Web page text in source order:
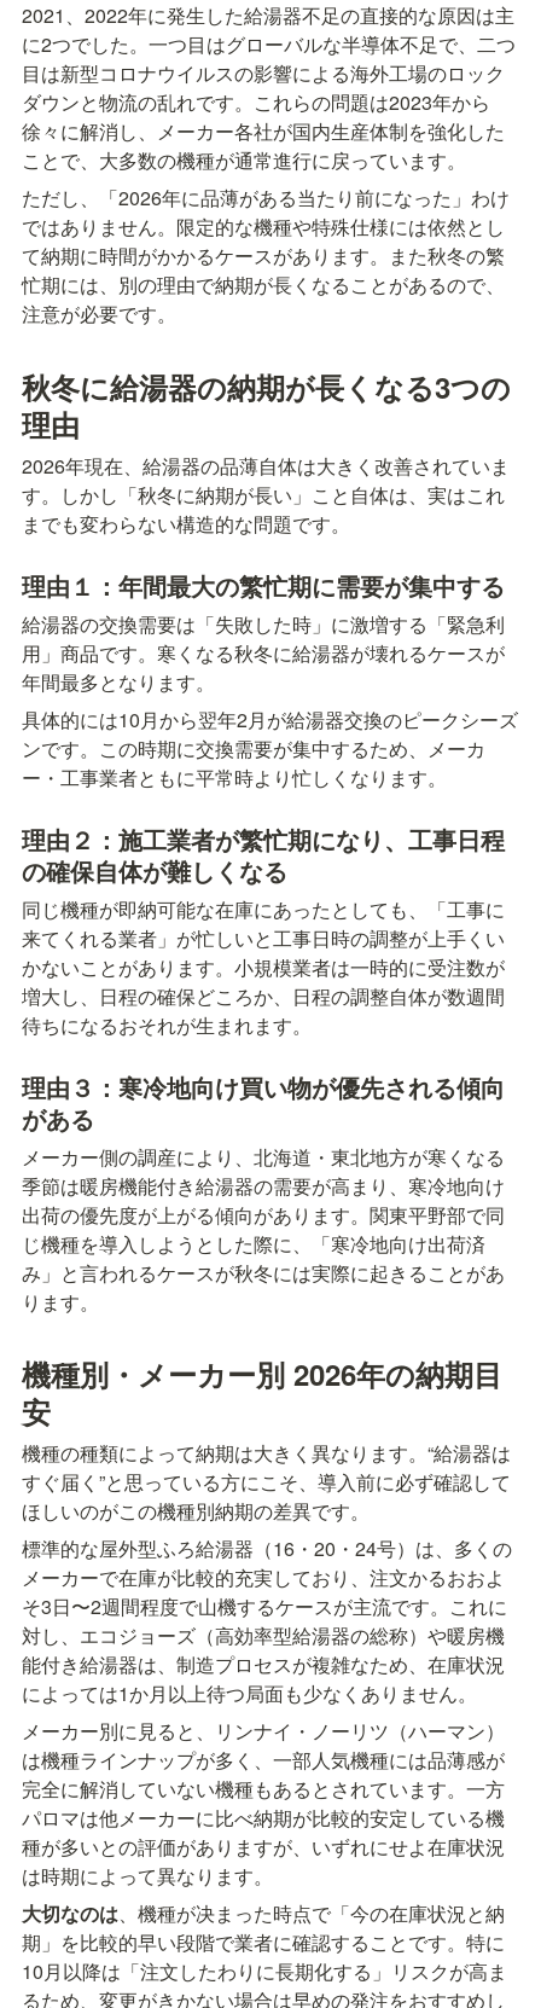
2021、2022年に発生した給湯器不足の直接的な原因は主
に2つでした。一つ目はグローバルな半導体不足で、二つ
目は新型コロナウイルスの影響による海外工場のロック
ダウンと物流の乱れです。これらの問題は2023年から
徐々に解消し、メーカー各社が国内生産体制を強化した
ことで、大多数の機種が通常進行に戻っています。
ただし、「2026年に品薄がある当たり前になった」わけ
ではありません。限定的な機種や特殊仕様には依然とし
て納期に時間がかかるケースがあります。また秋冬の繁
忙期には、別の理由で納期が長くなることがあるので、
注意が必要です。
秋冬に給湯器の納期が長くなる3つの
理由
2026年現在、給湯器の品薄自体は大きく改善されていま
す。しかし「秋冬に納期が長い」こと自体は、実はこれ
までも変わらない構造的な問題です。
理由１：年間最大の繁忙期に需要が集中する
給湯器の交換需要は「失敗した時」に激増する「緊急利
用」商品です。寒くなる秋冬に給湯器が壊れるケースが
年間最多となります。
具体的には10月から翌年2月が給湯器交換のピークシーズ
ンです。この時期に交換需要が集中するため、メーカ
ー・工事業者ともに平常時より忙しくなります。
理由２：施工業者が繁忙期になり、工事日程
の確保自体が難しくなる
同じ機種が即納可能な在庫にあったとしても、「工事に
来てくれる業者」が忙しいと工事日時の調整が上手くい
かないことがあります。小規模業者は一時的に受注数が
増大し、日程の確保どころか、日程の調整自体が数週間
待ちになるおそれが生まれます。
理由３：寒冷地向け買い物が優先される傾向
がある
メーカー側の調産により、北海道・東北地方が寒くなる
季節は暖房機能付き給湯器の需要が高まり、寒冷地向け
出荷の優先度が上がる傾向があります。関東平野部で同
じ機種を導入しようとした際に、「寒冷地向け出荷済
み」と言われるケースが秋冬には実際に起きることがあ
ります。
機種別・メーカー別 2026年の納期目
安
機種の種類によって納期は大きく異なります。“給湯器は
すぐ届く”と思っている方にこそ、導入前に必ず確認して
ほしいのがこの機種別納期の差異です。
標準的な屋外型ふろ給湯器（16・20・24号）は、多くの
メーカーで在庫が比較的充実しており、注文かるおおよ
そ3日〜2週間程度で山機するケースが主流です。これに
対し、エコジョーズ（高効率型給湯器の総称）や暖房機
能付き給湯器は、制造プロセスが複雑なため、在庫状況
によっては1か月以上待つ局面も少なくありません。
メーカー別に見ると、リンナイ・ノーリツ（ハーマン）
は機種ラインナップが多く、一部人気機種には品薄感が
完全に解消していない機種もあるとされています。一方
パロマは他メーカーに比べ納期が比較的安定している機
種が多いとの評価がありますが、いずれにせよ在庫状況
は時期によって異なります。
大切なのは、機種が决まった時点で「今の在庫状況と納
期」を比較的早い段階で業者に確認することです。特に
10月以降は「注文したわりに長期化する」リスクが高ま
るため、変更がきかない場合は早めの発注をおすすめし